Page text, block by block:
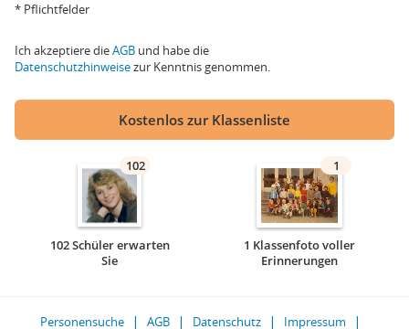
* Pflichtfelder
Ich akzeptiere dieAGB und habe die
Datenschutzhinweisezur Kenntnis genommen.
Kostenlos zur Klassenliste
102
102 Schüler erwarten
Sie
1
1 Klassenfoto voller
Erinnerungen
Personensuche AGB Datenschutz Impressum